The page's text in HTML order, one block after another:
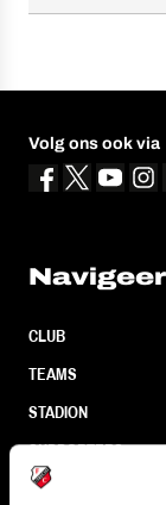
Volg ons ook via
CLUB
TEAMS
STADION
SUPPORTERS